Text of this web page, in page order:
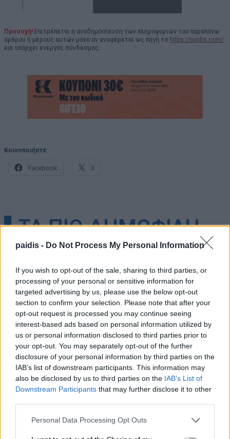
paidis - Do Not Process My Personal Information
If you wish to opt-out of the sale, sharing to third parties, or
processing of your personal or sensitive information for
targeted advertising by us, please use the below opt-out
section to confirm your selection. Please note that after your
opt-out request is processed you may continue seeing
interest-based ads based on personal information utilized by
us or personal information disclosed to third parties prior to
your opt-out. You may separately opt-out of the further
disclosure of your personal information by third parties on the
IAB’s list of downstream participants. This information may
also be disclosed by us to third parties on the IAB’s List of
Downstream Participants that may further disclose it to other
Personal Data Processing Opt Outs
Προσοχή! Επιτρέπεται η αναδημοσίευση των πληροφοριών του παραπάνω
άρθρου ή μέρους αυτών μόνο αν αναφέρεται ως πηγή το https://paidis.com/
και υπάρχει ενεργός σύνδεσμος.
Κοινοποιήστε:
Facebook X
▌ΤΑ ΠΙΟ ΔΗΜΟΦΙΛΗ
Θύματα φάρσας εκπαιδευτικός και